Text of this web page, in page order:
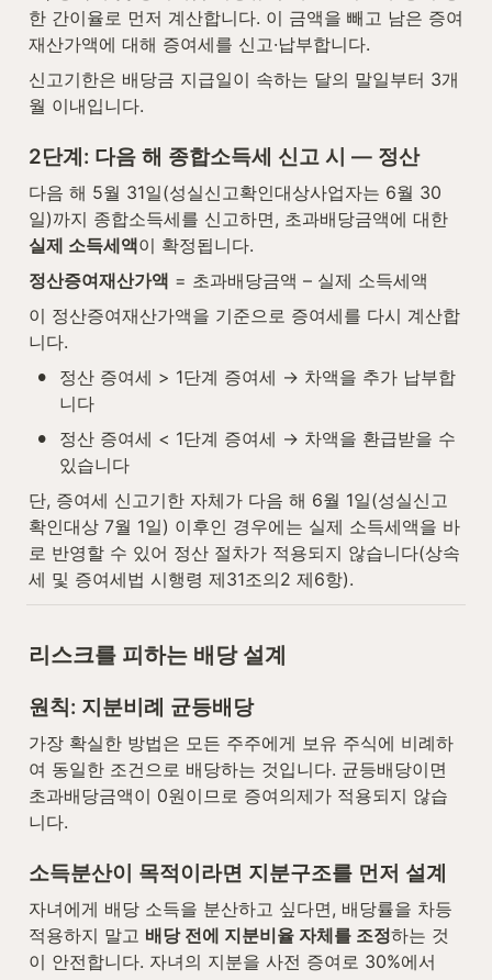
한 간이율로 먼저 계산합니다. 이 금액을 빼고 남은 증여
재산가액에 대해 증여세를 신고·납부합니다.
신고기한은 배당금 지급일이 속하는 달의 말일부터 3개
월 이내입니다.
2단계: 다음 해 종합소득세 신고 시 — 정산
다음 해 5월 31일(성실신고확인대상사업자는 6월 30
실제 소득세액이 확정됩니다.
정산증여재산가액 = 초과배당금액 – 실제 소득세액
이 정산증여재산가액을 기준으로 증여세를 다시 계산합
니다.
•
정산 증여세 > 1단계 증여세 → 차액을 추가 납부합
니다
•
정산 증여세 < 1단계 증여세 → 차액을 환급받을 수
있습니다
단, 증여세 신고기한 자체가 다음 해 6월 1일(성실신고
확인대상 7월 1일) 이후인 경우에는 실제 소득세액을 바
로 반영할 수 있어 정산 절차가 적용되지 않습니다(상속
세 및 증여세법 시행령 제31조의2 제6항).
리스크를 피하는 배당 설계
원칙: 지분비례 균등배당
가장 확실한 방법은 모든 주주에게 보유 주식에 비례하
여 동일한 조건으로 배당하는 것입니다. 균등배당이면
초과배당금액이 0원이므로 증여의제가 적용되지 않습
니다.
소득분산이 목적이라면 지분구조를 먼저 설계
자녀에게 배당 소득을 분산하고 싶다면, 배당률을 차등
적용하지 말고 배당 전에 지분비율 자체를 조정하는 것
이 안전합니다. 자녀의 지분을 사전 증여로 30%에서